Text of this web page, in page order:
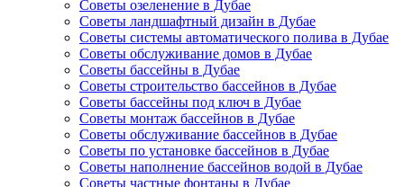
Советы озеленение в Дубае
Советы ландшафтный дизайн в Дубае
Советы системы автоматического полива в Дубае
Советы обслуживание домов в Дубае
Советы бассейны в Дубае
Советы строительство бассейнов в Дубае
Советы бассейны под ключ в Дубае
Советы монтаж бассейнов в Дубае
Советы обслуживание бассейнов в Дубае
Советы по установке бассейнов в Дубае
Советы наполнение бассейнов водой в Дубае
Советы частные фонтаны в Дубае